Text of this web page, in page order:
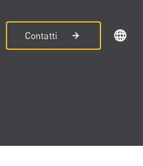
Contatti